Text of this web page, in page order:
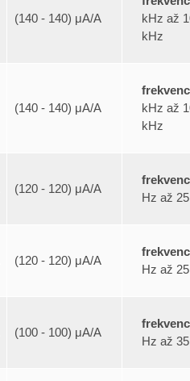
(140 - 140) μA/A
kHz až
kHz
(140 - 140) μA/A
kHz až
kHz
(120 - 120) μA/A
Hz až
(120 - 120) μA/A
Hz až
(100 - 100) μA/A
Hz až